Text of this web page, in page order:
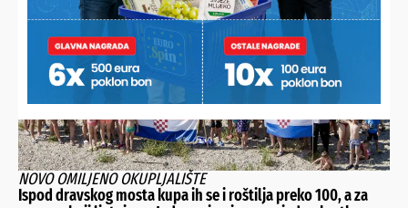
NOVO OMILJENO OKUPLJALIŠTE
Ispod dravskog mosta kupa ih se i roštilja preko 100, a za